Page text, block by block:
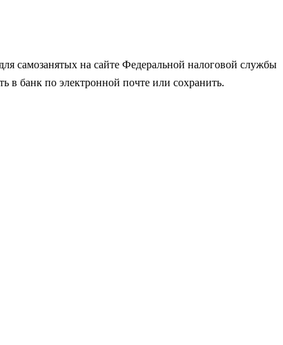
самозанятых на сайте Федеральной налоговой службы
банк по электронной почте или сохранить.